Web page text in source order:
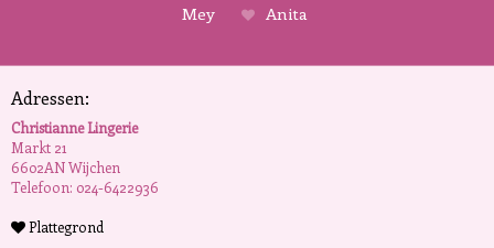
Mey
Anita
Adressen:
Christianne Lingerie
Markt 21
6602AN Wijchen
Telefoon: 024-6422936
Plattegrond